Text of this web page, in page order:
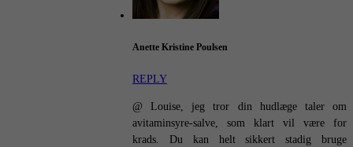
Anette Kristine Poulsen
REPLY
@ Louise, jeg tror din hudlæge taler om
avitaminsyre-salve, som klart vil være for
krads. Du kan helt sikkert stadig bruge